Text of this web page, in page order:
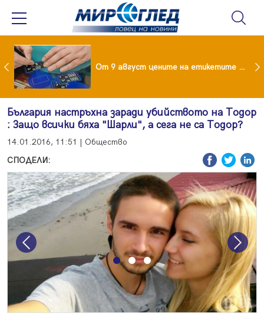
Проект за изграждане на 13-етажна "мегаджамия" разгневи жителите на Лондон От 9 август цените на етикетите само в евро
България настръхна заради убийството на Тодор
: Защо всички бяха "Шарли", а сега не са Тодор?
14.01.2016, 11:51 | Общество
СПОДЕЛИ:
Previous Next